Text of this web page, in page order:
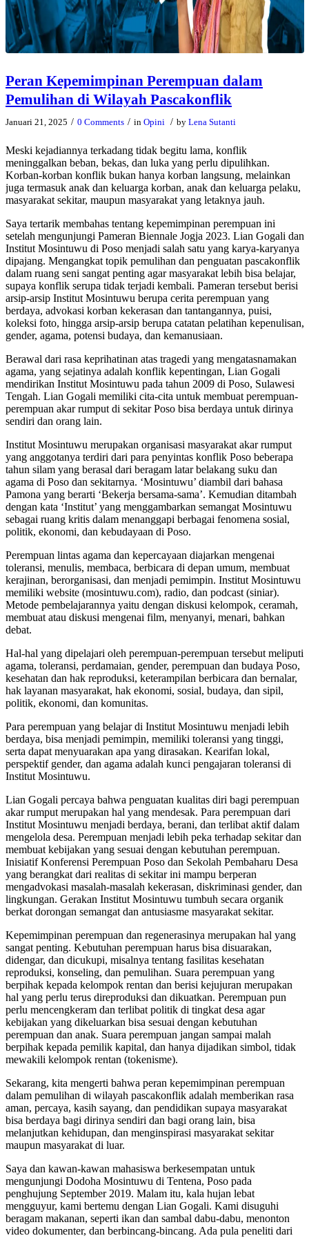
Peran Kepemimpinan Perempuan dalam
Pemulihan di Wilayah Pascakonflik
Januari 21, 2025 / 0 Comments / in Opini / by Lena Sutanti
Meski kejadiannya terkadang tidak begitu lama, konflik
meninggalkan beban, bekas, dan luka yang perlu dipulihkan.
Korban-korban konflik bukan hanya korban langsung, melainkan
juga termasuk anak dan keluarga korban, anak dan keluarga pelaku,
masyarakat sekitar, maupun masyarakat yang letaknya jauh.
Saya tertarik membahas tentang kepemimpinan perempuan ini
setelah mengunjungi Pameran Biennale Jogja 2023. Lian Gogali dan
Institut Mosintuwu di Poso menjadi salah satu yang karya-karyanya
dipajang. Mengangkat topik pemulihan dan penguatan pascakonflik
dalam ruang seni sangat penting agar masyarakat lebih bisa belajar,
supaya konflik serupa tidak terjadi kembali. Pameran tersebut berisi
arsip-arsip Institut Mosintuwu berupa cerita perempuan yang
berdaya, advokasi korban kekerasan dan tantangannya, puisi,
koleksi foto, hingga arsip-arsip berupa catatan pelatihan kepenulisan,
gender, agama, potensi budaya, dan kemanusiaan.
Berawal dari rasa keprihatinan atas tragedi yang mengatasnamakan
agama, yang sejatinya adalah konflik kepentingan, Lian Gogali
mendirikan Institut Mosintuwu pada tahun 2009 di Poso, Sulawesi
Tengah. Lian Gogali memiliki cita-cita untuk membuat perempuan-
perempuan akar rumput di sekitar Poso bisa berdaya untuk dirinya
sendiri dan orang lain.
Institut Mosintuwu merupakan organisasi masyarakat akar rumput
yang anggotanya terdiri dari para penyintas konflik Poso beberapa
tahun silam yang berasal dari beragam latar belakang suku dan
agama di Poso dan sekitarnya. ‘Mosintuwu’ diambil dari bahasa
Pamona yang berarti ‘Bekerja bersama-sama’. Kemudian ditambah
dengan kata ‘Institut’ yang menggambarkan semangat Mosintuwu
sebagai ruang kritis dalam menanggapi berbagai fenomena sosial,
politik, ekonomi, dan kebudayaan di Poso.
Perempuan lintas agama dan kepercayaan diajarkan mengenai
toleransi, menulis, membaca, berbicara di depan umum, membuat
kerajinan, berorganisasi, dan menjadi pemimpin. Institut Mosintuwu
memiliki website (mosintuwu.com), radio, dan podcast (siniar).
Metode pembelajarannya yaitu dengan diskusi kelompok, ceramah,
membuat atau diskusi mengenai film, menyanyi, menari, bahkan
debat.
Hal-hal yang dipelajari oleh perempuan-perempuan tersebut meliputi
agama, toleransi, perdamaian, gender, perempuan dan budaya Poso,
kesehatan dan hak reproduksi, keterampilan berbicara dan bernalar,
hak layanan masyarakat, hak ekonomi, sosial, budaya, dan sipil,
politik, ekonomi, dan komunitas.
Para perempuan yang belajar di Institut Mosintuwu menjadi lebih
berdaya, bisa menjadi pemimpin, memiliki toleransi yang tinggi,
serta dapat menyuarakan apa yang dirasakan. Kearifan lokal,
perspektif gender, dan agama adalah kunci pengajaran toleransi di
Institut Mosintuwu.
Lian Gogali percaya bahwa penguatan kualitas diri bagi perempuan
akar rumput merupakan hal yang mendesak. Para perempuan dari
Institut Mosintuwu menjadi berdaya, berani, dan terlibat aktif dalam
mengelola desa. Perempuan menjadi lebih peka terhadap sekitar dan
membuat kebijakan yang sesuai dengan kebutuhan perempuan.
Inisiatif Konferensi Perempuan Poso dan Sekolah Pembaharu Desa
yang berangkat dari realitas di sekitar ini mampu berperan
mengadvokasi masalah-masalah kekerasan, diskriminasi gender, dan
lingkungan. Gerakan Institut Mosintuwu tumbuh secara organik
berkat dorongan semangat dan antusiasme masyarakat sekitar.
Kepemimpinan perempuan dan regenerasinya merupakan hal yang
sangat penting. Kebutuhan perempuan harus bisa disuarakan,
didengar, dan dicukupi, misalnya tentang fasilitas kesehatan
reproduksi, konseling, dan pemulihan. Suara perempuan yang
berpihak kepada kelompok rentan dan berisi kejujuran merupakan
hal yang perlu terus direproduksi dan dikuatkan. Perempuan pun
perlu mencengkeram dan terlibat politik di tingkat desa agar
kebijakan yang dikeluarkan bisa sesuai dengan kebutuhan
perempuan dan anak. Suara perempuan jangan sampai malah
berpihak kepada pemilik kapital, dan hanya dijadikan simbol, tidak
mewakili kelompok rentan (tokenisme).
Sekarang, kita mengerti bahwa peran kepemimpinan perempuan
dalam pemulihan di wilayah pascakonflik adalah memberikan rasa
aman, percaya, kasih sayang, dan pendidikan supaya masyarakat
bisa berdaya bagi dirinya sendiri dan bagi orang lain, bisa
melanjutkan kehidupan, dan menginspirasi masyarakat sekitar
maupun masyarakat di luar.
Saya dan kawan-kawan mahasiswa berkesempatan untuk
mengunjungi Dodoha Mosintuwu di Tentena, Poso pada
penghujung September 2019. Malam itu, kala hujan lebat
mengguyur, kami bertemu dengan Lian Gogali. Kami disuguhi
beragam makanan, seperti ikan dan sambal dabu-dabu, menonton
video dokumenter, dan berbincang-bincang. Ada pula peneliti dari